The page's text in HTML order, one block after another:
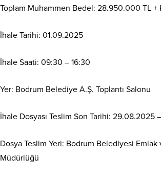
Toplam Muhammen Bedel: 28.950.000 TL +
İhale Tarihi: 01.09.2025
İhale Saati: 09:30 – 16:30
Yer: Bodrum Belediye A.Ş. Toplantı Salonu
İhale Dosyası Teslim Son Tarihi: 29.08.2025
Dosya Teslim Yeri: Bodrum Belediyesi Emlak
Müdürlüğü